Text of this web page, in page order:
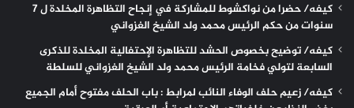
كيفه/ حضرا من نواكشوط للمشاركة في إنجاح التظاهرة المخلدة ل 7
سنوات من حكم الرئيس محمد ولد الشيخ الغزواني
كيفه/ توضيح بخصوص الحشد للتظاهرة الإحتفالية المخلدة للذكرى
السابعة لتولي فخامة الرئيس محمد ولد الشيخ الغزواني للسلطة
كيفه/ زعيم حلف الوفاء النائب لمرابط : باب الحلف مفتوح أمام الجميع